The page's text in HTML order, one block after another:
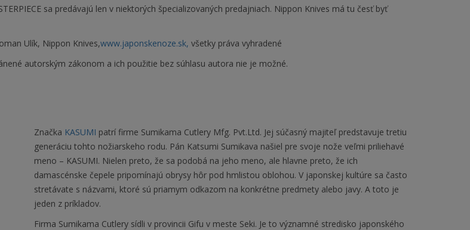
sa predávajú len v niektorých špecializovaných predajniach. Nippon Knives má tu česť byť
Ulík, Nippon Knives,www.japonskenoze.sk, všetky práva vyhradené
autorským zákonom a ich použitie bez súhlasu autora nie je možné.
Značka KASUMI patrí firme Sumikama Cutlery Mfg. Pvt.Ltd. Jej súčasný majiteľ predstavuje tretiu
generáciu tohto nožiarskeho rodu. Pán Katsumi Sumikava našiel pre svoje nože veľmi priliehavé
meno – KASUMI. Nielen preto, že sa podobá na jeho meno, ale hlavne preto, že ich
damascénske čepele pripomínajú obrysy hôr pod hmlistou oblohou. V japonskej kultúre sa často
stretávate s názvami, ktoré sú priamym odkazom na konkrétne predmety alebo javy. A toto je
jeden z príkladov.
Firma Sumikama Cutlery sídli v provincii Gifu v meste Seki. Je to významné stredisko japonského